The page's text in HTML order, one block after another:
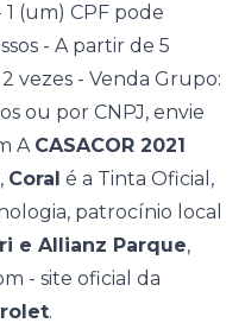
1 (um) CPF pode
- A partir de 5
vezes - Venda Grupo:
ou por CNPJ, envie
A CASACOR 2021
, Coral é a Tinta Oficial,
patrocínio local
e Allianz Parque,
- site oficial da
.